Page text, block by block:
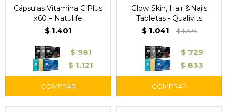
Cápsulas Vitamina C Plus
x60 – Natulife
$ 1.401
$ 981
$ 1.121
Glow Skin, Hair &Nails
Tabletas - Qualivits
$ 1.041 $1.225
$ 729
$ 833